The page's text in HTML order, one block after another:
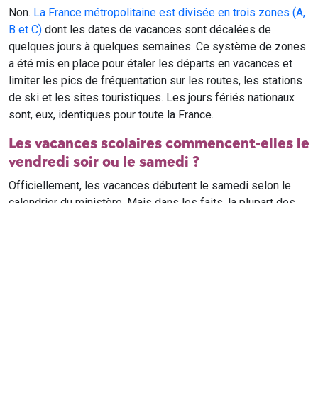
Non. La France métropolitaine est divisée en trois zones (A,
B et C) dont les dates de vacances sont décalées de
quelques jours à quelques semaines. Ce système de zones
a été mis en place pour étaler les départs en vacances et
limiter les pics de fréquentation sur les routes, les stations
de ski et les sites touristiques. Les jours fériés nationaux
sont, eux, identiques pour toute la France.
Les vacances scolaires commencent-elles le
vendredi soir ou le samedi ?
Officiellement, les vacances débutent le samedi selon le
calendrier du ministère. Mais dans les faits, la plupart des